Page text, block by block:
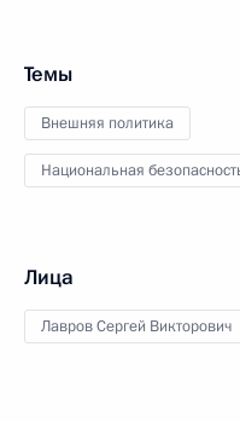
Темы
Внешняя политика
Национальная
Лица
Лавров Сергей Викторович